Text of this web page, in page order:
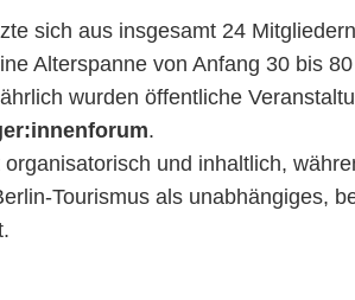
sich aus insgesamt 24
Alterspanne von Anfang 30 bis
wurden öffentliche
.
und inhaltlich,
Tourismus als unabhängiges,